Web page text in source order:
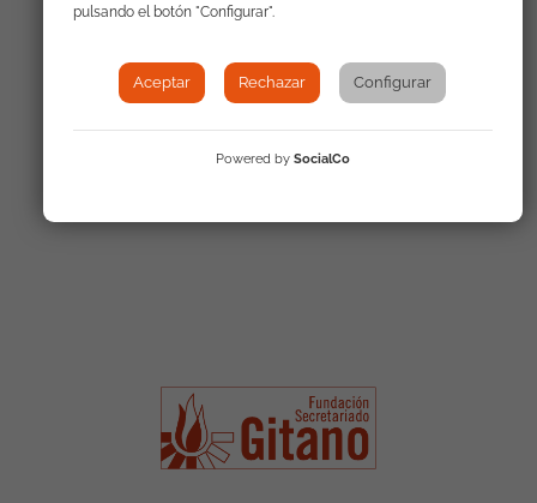
Results per page: 20 50 | 100
pulsando el botón "Configurar".
Aceptar Rechazar Configurar
Powered by SocialCo